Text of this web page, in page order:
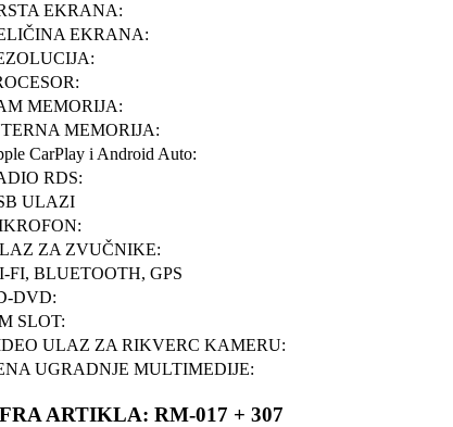
EKRANA:
EKRANA:
MEMORIJA:
MEMORIJA:
CarPlay i Android Auto:
RDS:
ULAZI
ZA ZVUČNIKE:
FI, BLUETOOTH, GPS
DVD:
SLOT:
ULAZ ZA RIKVERC KAMERU:
UGRADNJE MULTIMEDIJE:
ARTIKLA: RM-017 + 307